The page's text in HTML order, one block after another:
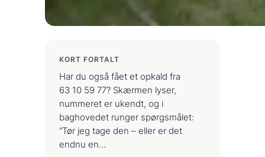
KORT FORTALT
Har du også fået et opkald fra
63 10 59 77? Skærmen lyser,
nummeret er ukendt, og i
baghovedet runger spørgsmålet:
“Tør jeg tage den – eller er det
endnu en…